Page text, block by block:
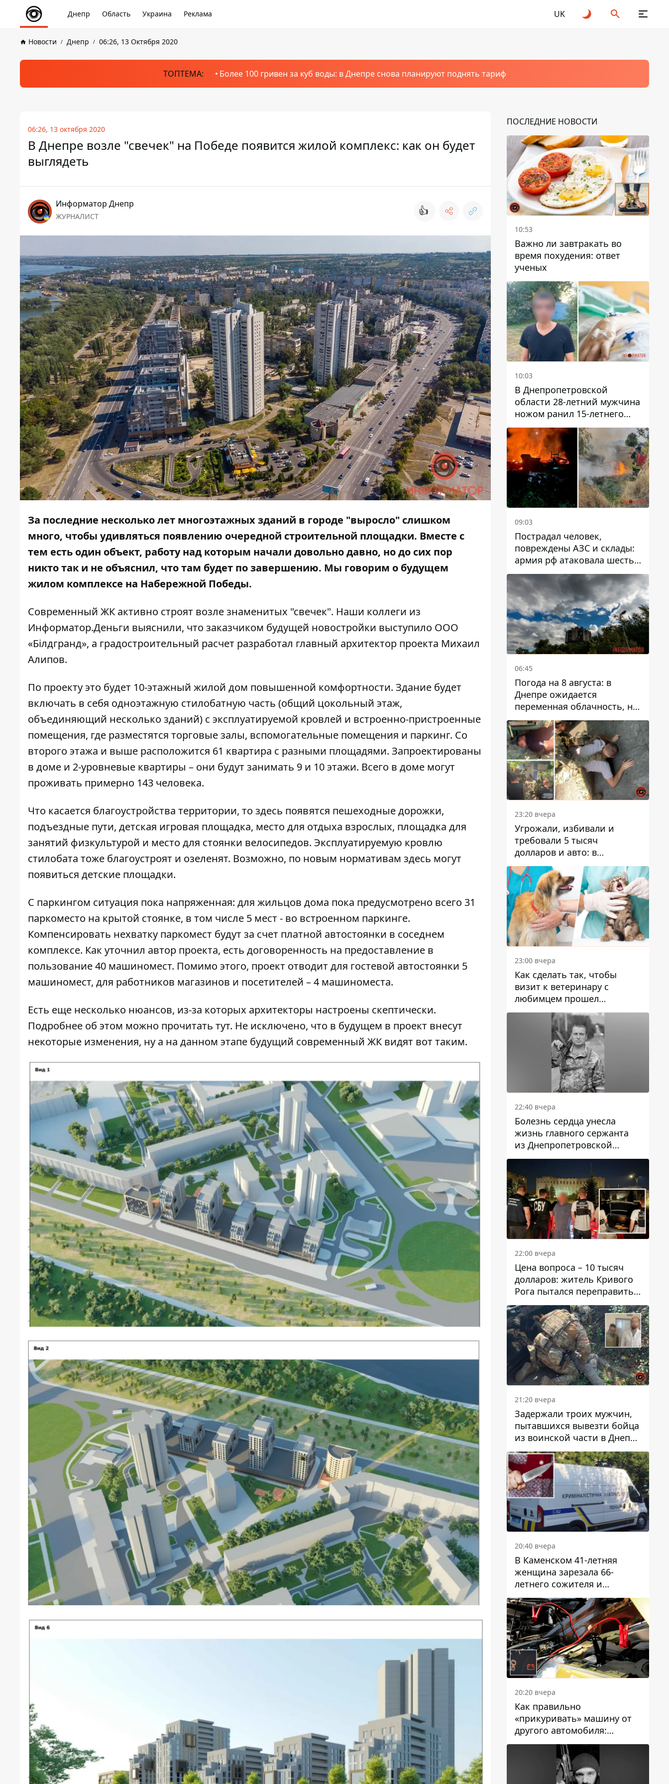
Днепр Область Украина Реклама UK
Новости Днепр 06:26, 13 Октября 2020
ТОПТЕМА: Более 100 гривен за куб воды: в Днепре снова планируют поднять тариф
06:26, 13 октября 2020
В Днепре возле "свечек" на Победе появится жилой комплекс: как он будет
выглядеть
Информатор Днепр
ЖУРНАЛИСТ 👍
За последние несколько лет многоэтажных зданий в городе "выросло" слишком
много, чтобы удивляться появлению очередной строительной площадки. Вместе с
тем есть один объект, работу над которым начали довольно давно, но до сих пор
никто так и не объяснил, что там будет по завершению. Мы говорим о будущем
жилом комплексе на Набережной Победы.
Современный ЖК активно строят возле знаменитых "свечек". Наши коллеги из
Информатор.Деньги выяснили, что заказчиком будущей новостройки выступило ООО
«Білдгранд», а градостроительный расчет разработал главный архитектор проекта Михаил
Алипов.
По проекту это будет 10-этажный жилой дом повышенной комфортности. Здание будет
включать в себя одноэтажную стилобатную часть (общий цокольный этаж,
объединяющий несколько зданий) с эксплуатируемой кровлей и встроенно-пристроенные
помещения, где разместятся торговые залы, вспомогательные помещения и паркинг. Со
второго этажа и выше расположится 61 квартира с разными площадями. Запроектированы
в доме и 2-уровневые квартиры – они будут занимать 9 и 10 этажи. Всего в доме могут
проживать примерно 143 человека.
Что касается благоустройства территории, то здесь появятся пешеходные дорожки,
подъездные пути, детская игровая площадка, место для отдыха взрослых, площадка для
занятий физкультурой и место для стоянки велосипедов. Эксплуатируемую кровлю
стилобата тоже благоустроят и озеленят. Возможно, по новым нормативам здесь могут
появиться детские площадки.
С паркингом ситуация пока напряженная: для жильцов дома пока предусмотрено всего 31
паркоместо на крытой стоянке, в том числе 5 мест - во встроенном паркинге.
Компенсировать нехватку паркомест будут за счет платной автостоянки в соседнем
комплексе. Как уточнил автор проекта, есть договоренность на предоставление в
пользование 40 машиномест. Помимо этого, проект отводит для гостевой автостоянки 5
машиномест, для работников магазинов и посетителей – 4 машиноместа.
Есть еще несколько нюансов, из-за которых архитекторы настроены скептически.
Подробнее об этом можно прочитать тут. Не исключено, что в будущем в проект внесут
некоторые изменения, ну а на данном этапе будущий современный ЖК видят вот таким.
ПОСЛЕДНИЕ НОВОСТИ
10:53
Важно ли завтракать во
время похудения: ответ
ученых
10:03
В Днепропетровской
области 28-летний мужчина
ножом ранил 15-летнего
парня
09:03
Пострадал человек,
повреждены АЗС и склады:
армия рф атаковала шесть
районов Днепропетровской
области
06:45
Погода на 8 августа: в
Днепре ожидается
переменная облачность, но
может пойти дождь
23:20 вчера
Угрожали, избивали и
требовали 5 тысяч
долларов и авто: в
Павлограде задержали двух
мужчин
23:00 вчера
Как сделать так, чтобы
визит к ветеринару с
любимцем прошел
спокойно: простые советы
22:40 вчера
Болезнь сердца унесла
жизнь главного сержанта
из Днепропетровской
области Юрия Свистуна
22:00 вчера
Цена вопроса – 10 тысяч
долларов: житель Кривого
Рога пытался переправить
мужчину в Словакию
21:20 вчера
Задержали троих мужчин,
пытавшихся вывезти бойца
из воинской части в Днепр
за 7 тысяч долларов: среди
них был врач
20:40 вчера
В Каменском 41-летняя
женщина зарезала 66-
летнего сожителя и
пыталась обмануть
полицейских
20:20 вчера
Как правильно
«прикуривать» машину от
другого автомобиля:
инструкция для водителей